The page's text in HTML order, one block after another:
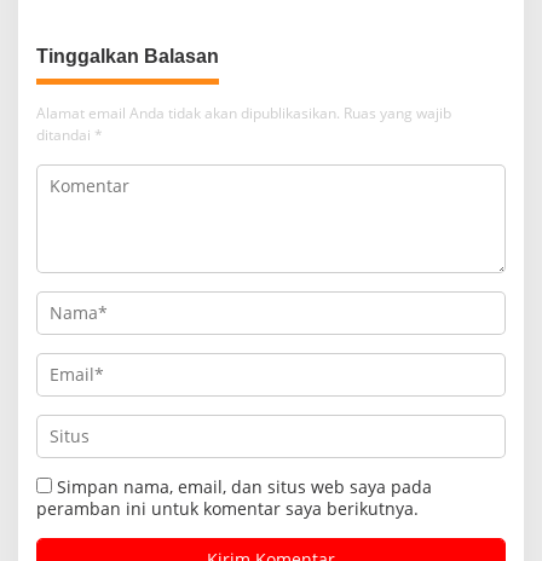
Alamat email Anda tidak akan dipublikasikan. Ruas yang wajib
ditandai *
Simpan nama, email, dan situs web saya pada
peramban ini untuk komentar saya berikutnya.